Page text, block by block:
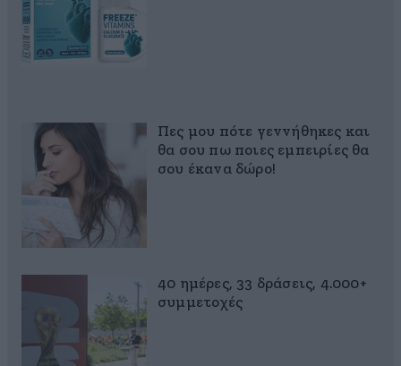
Πες μου πότε γεννήθηκες και
θα σου πω ποιες εμπειρίες θα
σου έκανα δώρο!
40 ημέρες, 33 δράσεις, 4.000+
συμμετοχές